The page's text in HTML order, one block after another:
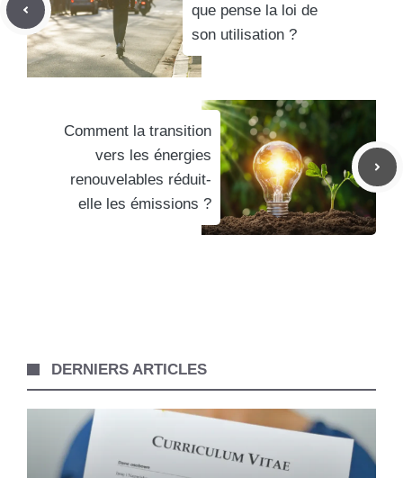
que pense la loi de
son utilisation ?
Comment la transition
vers les énergies
renouvelables réduit-
elle les émissions ?
DERNIERS ARTICLES